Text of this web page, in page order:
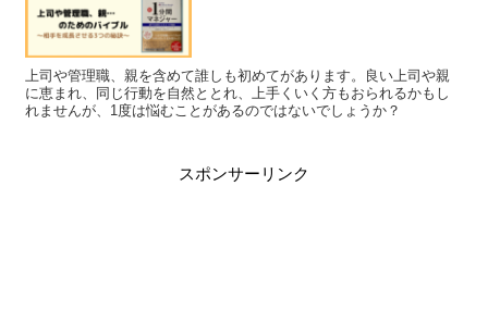
上司や管理職、親を含めて誰しも初めてがあります。良い上司や親
に恵まれ、同じ行動を自然ととれ、上手くいく方もおられるかもし
れませんが、1度は悩むことがあるのではないでしょうか？
スポンサーリンク